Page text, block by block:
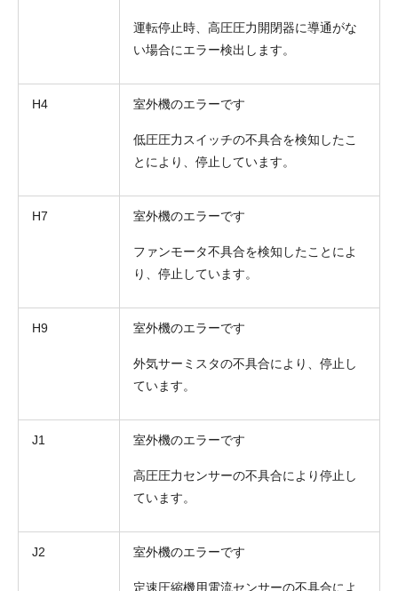
運転停止時、高圧圧力開閉器に導通がな
い場合にエラー検出します。
H4 室外機のエラーです
低圧圧力スイッチの不具合を検知したこ
とにより、停止しています。
H7 室外機のエラーです
ファンモータ不具合を検知したことによ
り、停止しています。
H9 室外機のエラーです
外気サーミスタの不具合により、停止し
ています。
J1 室外機のエラーです
高圧圧力センサーの不具合により停止し
ています。
J2 室外機のエラーです
定速圧縮機用電流センサーの不具合によ